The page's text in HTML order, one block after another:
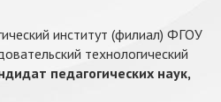
институт (филиал) ФГОУ
технологический
педагогических наук,